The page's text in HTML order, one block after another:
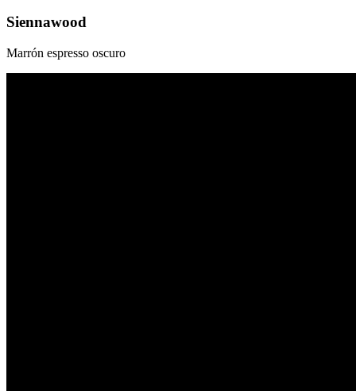
Siennawood
Marrón espresso oscuro